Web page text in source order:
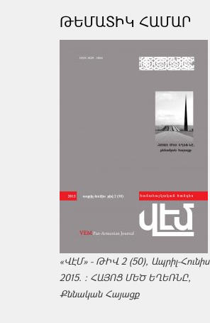
ԹԵՄԱՏԻԿ ՀԱՄԱՐ
«ՎԷՄ» - ԹԻՎ 2 (50), Ապրիլ-Հունիս
2015. : ՀԱՅՈՑ ՄԵԾ ԵՂԵՌՆԸ,
Քննական Հայացք